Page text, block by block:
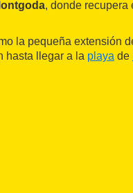
, donde recupera
la pequeña extensión
hasta llegar a la playa de